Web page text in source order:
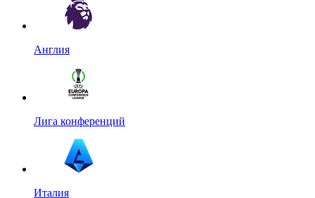
Англия
Лига конференций
Италия